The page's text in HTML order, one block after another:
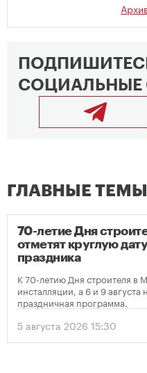
СОЦИАЛЬНЫЕ
ГЛАВНЫЕ
70-летие Дня
отметят круглую
праздника
К 70-летию Дня строителя в
инсталляции, а 6 и 9
праздничная программа.
5 августа 2026 15:30